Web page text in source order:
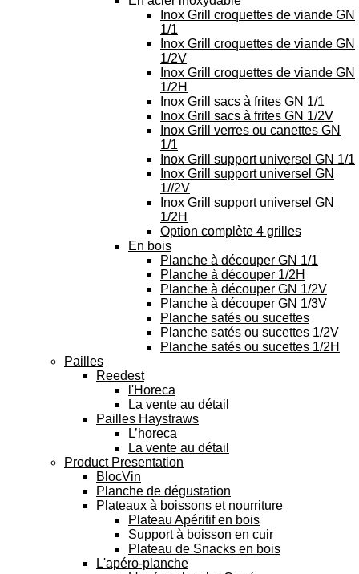
Inox Grill croquettes de viande GN
1/1
Inox Grill croquettes de viande GN
1/2V
Inox Grill croquettes de viande GN
1/2H
Inox Grill sacs à frites GN 1/1
Inox Grill sacs à frites GN 1/2V
Inox Grill verres ou canettes GN
1/1
Inox Grill support universel GN 1/1
Inox Grill support universel GN
1//2V
Inox Grill support universel GN
1/2H
Option complète 4 grilles
En bois
Planche à découper GN 1/1
Planche à découper 1/2H
Planche à découper GN 1/2V
Planche à découper GN 1/3V
Planche satés ou sucettes
Planche satés ou sucettes 1/2V
Planche satés ou sucettes 1/2H
Pailles
Reedest
l'Horeca
La vente au détail
Pailles Haystraws
L’horeca
La vente au détail
Product Presentation
BlocVin
Planche de dégustation
Plateaux à boissons et nourriture
Plateau Apéritif en bois
Support à boisson en cuir
Plateau de Snacks en bois
L'apéro-planche